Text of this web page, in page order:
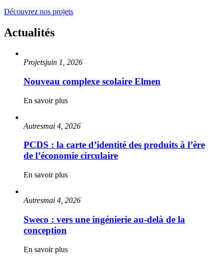
Découvrez nos projets
Actualités
Projetsjuin 1, 2026
Nouveau complexe scolaire Elmen
En savoir plus
Autresmai 4, 2026
PCDS : la carte d’identité des produits à l’ère
de l’économie circulaire
En savoir plus
Autresmai 4, 2026
Sweco : vers une ingénierie au-delà de la
conception
En savoir plus